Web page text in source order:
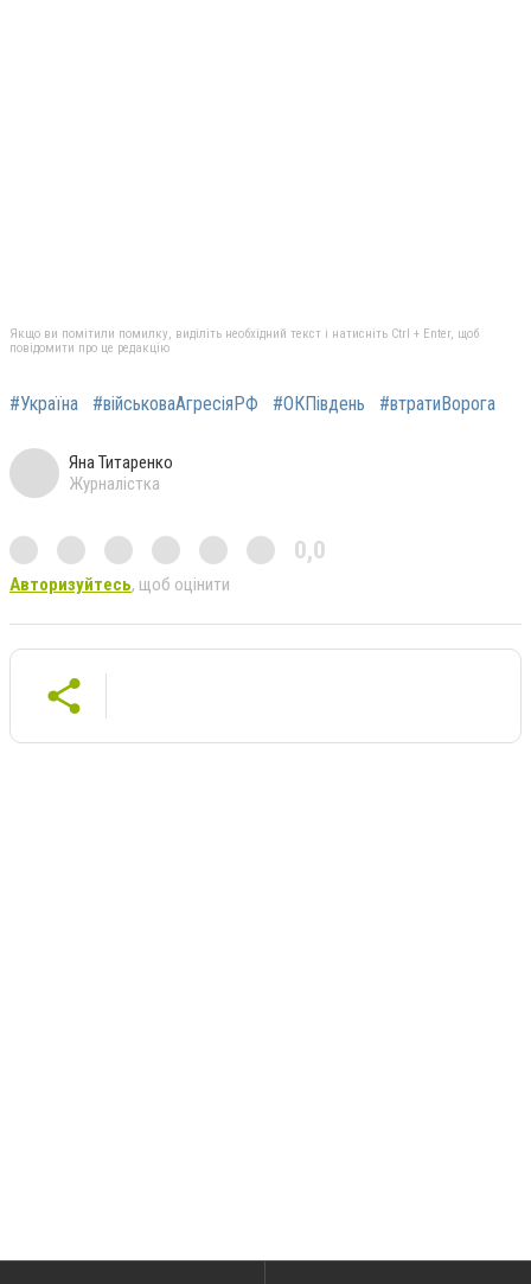
Якщо ви помітили помилку, виділіть необхідний текст і натисніть Ctrl + Enter, щоб
повідомити про це редакцію
#Україна #військоваАгресіяРФ #ОКПівдень #втратиВорога
Яна Титаренко
Журналістка
0,0
Авторизуйтесь, щоб оцінити